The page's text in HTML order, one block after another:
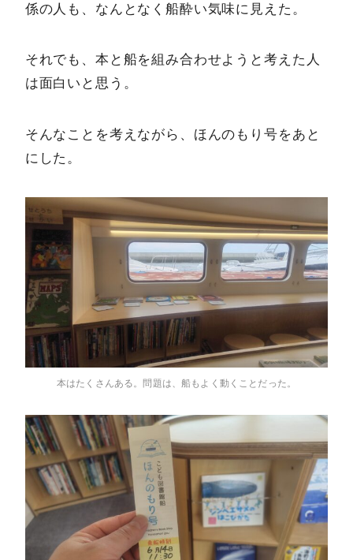
係の人も、なんとなく船酔い気味に見えた。
それでも、本と船を組み合わせようと考えた人
は面白いと思う。
そんなことを考えながら、ほんのもり号をあと
にした。
本はたくさんある。問題は、船もよく動くことだった。